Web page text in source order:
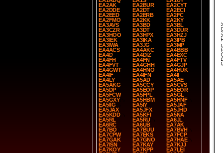
EA2AK
EA2BUR
EA2CYT
EA2DDE
EA2DT
EA2ECI
EA2EED
EA2ERB
EA2FC
EA2FMO
EA2KK
EA2KY
EA3AVS
EA3BD
EA3BL
EA3CZR
EA3DT
EA3DUR
EA3HOO
EA3HPX
EA3HZJ
EA3IEK
EA3IKA
EA3IPB
EA3IWA
EA3JG
EA3MP
EA4ACS
EA4AKC
EA4BBB
EA4D
EA4DIZ
EA4EXC
EA4FH
EA4FN
EA4FTV
EA4FVT
EA4GHH
EA4GJP
EA4GWT
EA4HNO
EA4HUK
EA4IF
EA4IFN
EA4II
EA4LY
EA5AD
EA5AE
EA5AKG
EA5CCY
EA5CVS
EA5DP
EA5EOP
EA5EOR
EA5FCW
EA5FPL
EA5GL
EA5GXY
EA5HBM
EA5HNF
EA5IIG
EA5IY
EA5JAF
EA5JAX
EA5JFX
EA5JHD
EA5KDD
EA5KFI
EA5NA
EA5RL
EA5RU
EA6JL
EA6RC
EA6UB
EA7AK
EA7BO
EA7BUU
EA7BVH
EA7CPW
EA7EKS
EA7FCP
EA7GAK
EA7GNO
EA7HAE
EA7ISN
EA7KAY
EA7KJJ
EA7KOY
EA7KPP
EA7LEI